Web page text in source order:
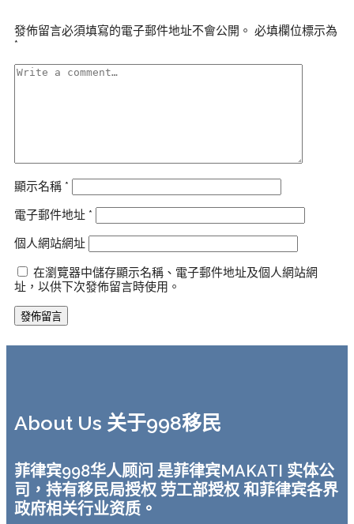
發佈留言必須填寫的電子郵件地址不會公開。 必填欄位標示為
*
顯示名稱 *
電子郵件地址 *
個人網站網址
在瀏覽器中儲存顯示名稱、電子郵件地址及個人網站網
址，以供下次發佈留言時使用。
About Us 关于998移民
菲律宾998华人顾问 是菲律宾MAKATI 实体公
司，持有移民局授权 劳工部授权 和菲律宾各界
政府相关行业资质。